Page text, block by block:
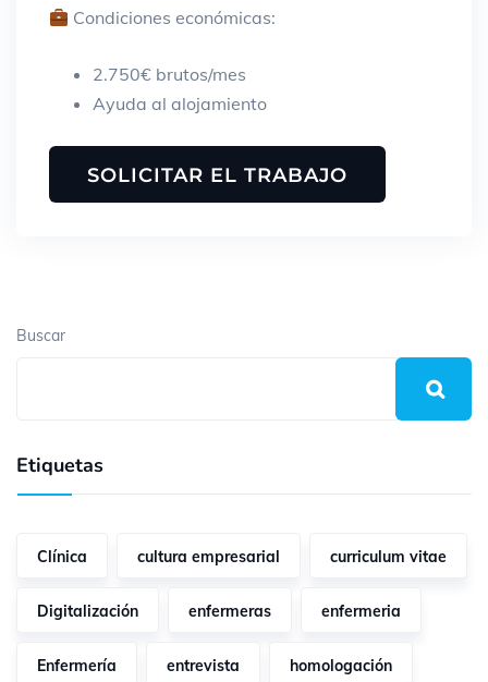
Condiciones económicas:
2.750€ brutos/mes
Ayuda al alojamiento
Buscar
Etiquetas
Clínica cultura empresarial curriculum vitae
Digitalización enfermeras enfermeria
Enfermería entrevista homologación